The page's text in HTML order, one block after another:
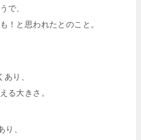
で、
！と思われたとのこと。
り、
る大きさ。
り、